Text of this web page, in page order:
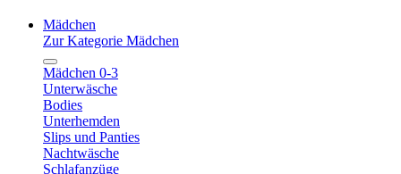
Mädchen
Zur Kategorie Mädchen
Mädchen 0-3
Unterwäsche
Bodies
Unterhemden
Slips und Panties
Nachtwäsche
Schlafanzüge